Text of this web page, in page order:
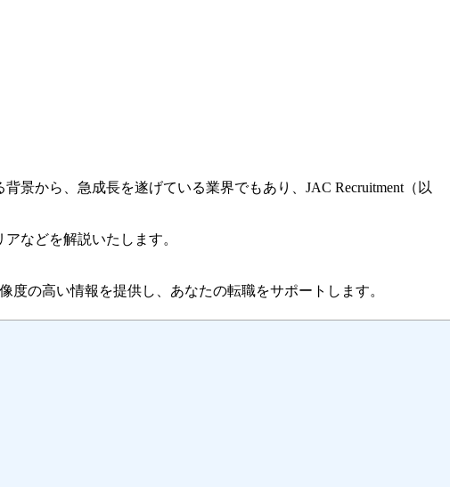
から、急成長を遂げている業界でもあり、JAC Recruitment（以
などを解説いたします。
度の高い情報を提供し、あなたの転職をサポートします。